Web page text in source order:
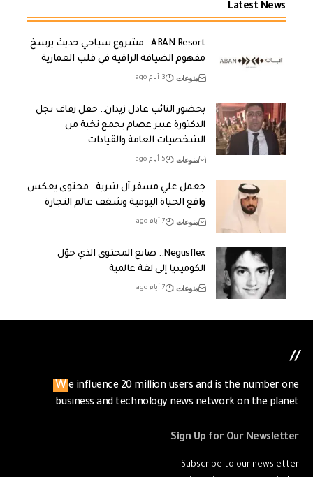
Latest News
ABAN Resort.. مشروع سياحي حديث يرسخ
مفهوم الضيافة الراقية في قلب العمارية
منوعات 3 أيام ago
بحضور النائب عادل زيدان.. حفل زفاف نجل
الدكتورة عبير عصام يجمع نخبة من
الشخصيات العامة والقيادات
منوعات 5 أيام ago
جعمل علي مسفر آل شرية.. محتوى يعكس
واقع الحياة اليومية وشغف عالم التجارة
منوعات 7 أيام ago
Negusflex.. صانع المحتوى الذي حوّل
الكوميديا إلى لغة عالمية
منوعات 7 أيام ago
//
We influence 20 million users and is the number one
business and technology news network on the planet
Sign Up for Our Newsletter
Subscribe to our newsletter